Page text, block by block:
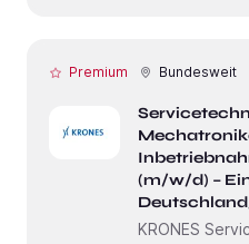
Premium Bundesweit
(m/w/d) –
KRONES